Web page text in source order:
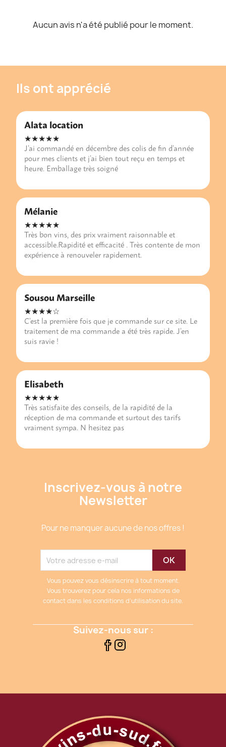
Aucun avis n'a été publié pour le moment.
Ils ont apprécié
Alata location
★★★★★
J’ai commandé en décembre des colis de fin d’année
pour mes clients et j’ai bien tout reçu en temps et
heure. Emballage très soigné
Mélanie
★★★★★
Très bon vins, des prix vraiment raisonnable et
accessible.Rapidité et efficacité . Très contente de mon
expérience à renouveler rapidement.
Sousou Marseille
★★★★☆
C’est la première fois que je commande sur ce site. Le
traitement de ma commande a été très rapide. J’en
suis ravie !
Elisabeth
★★★★★
Très satisfaite des conseils, de la rapidité de la
réception de ma commande et surtout des tarifs
vraiment sympa. N hesitez pas
Inscrivez-vous à notre
Newsletter
Pour ne manquer aucune de nos offres !
Vous pouvez vous désinscrire à tout moment.
Vous trouverez pour cela nos informations de
contact dans les conditions d'utilisation du site.
Suivez-nous sur :